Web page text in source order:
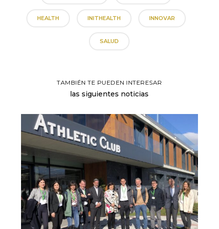
HEALTH INITHEALTH INNOVAR
SALUD
TAMBIÉN TE PUEDEN INTERESAR
las siguientes noticias